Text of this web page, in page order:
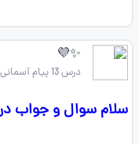
✨️💜
درس 13 پیام آسمانی هفتم
سلام سوال و جواب درس ۱۳ پیام تاج